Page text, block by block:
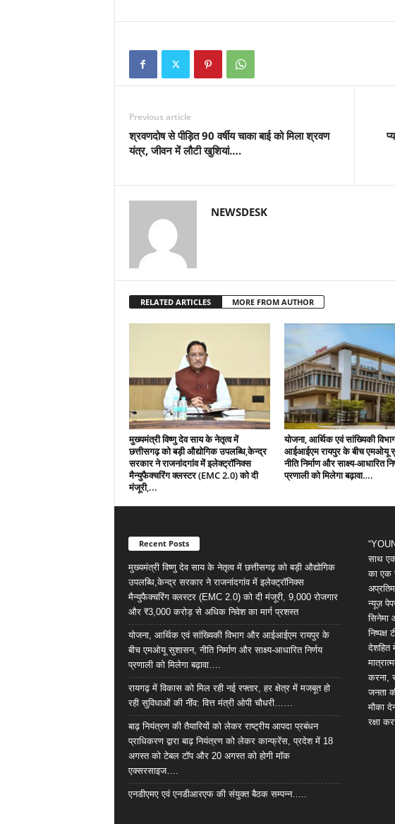
Previous article
श्रवणदोष से पीड़ित 90 वर्षीय चाका बाई को मिला श्रवण
यंत्र, जीवन में लौटी खुशियां….
NEWSDESK
RELATED ARTICLES MORE FROM AUTHOR
मुख्यमंत्री विष्णु देव साय के नेतृत्व में
छत्तीसगढ़ को बड़ी औद्योगिक उपलब्धि,केन्द्र
सरकार ने राजनांदगांव में इलेक्ट्रॉनिक्स
मैन्युफैक्चरिंग क्लस्टर (EMC 2.0) को दी
मंजूरी,...
योजना, आर्थिक एवं सांख्यिकी
आईआईएम रायपुर के बीच एमओयू
नीति निर्माण और साक्ष्य-आधारित
प्रणाली को मिलेगा बढ़ावा….
Recent Posts
मुख्यमंत्री विष्णु देव साय के नेतृत्व में छत्तीसगढ़ को बड़ी औद्योगिक
उपलब्धि,केन्द्र सरकार ने राजनांदगांव में इलेक्ट्रॉनिक्स
मैन्युफैक्चरिंग क्लस्टर (EMC 2.0) को दी मंजूरी, 9,000 रोजगार
और ₹3,000 करोड़ से अधिक निवेश का मार्ग प्रशस्त
योजना, आर्थिक एवं सांख्यिकी विभाग और आईआईएम रायपुर के
बीच एमओयू सुशासन, नीति निर्माण और साक्ष्य-आधारित निर्णय
प्रणाली को मिलेगा बढ़ावा….
रायगढ़ में विकास को मिल रही नई रफ्तार, हर क्षेत्र में मजबूत हो
रही सुविधाओं की नींव: वित्त मंत्री ओपी चौधरी……
बाढ़ नियंत्रण की तैयारियों को लेकर राष्ट्रीय आपदा प्रबंधन
प्राधिकरण द्वारा बाढ़ नियंत्रण को लेकर कान्फ्रेंस, प्रदेश में 18
अगस्त को टेबल टॉप और 20 अगस्त को होगी मॉक
एक्सरसाइज….
एनडीएमए एवं एनडीआरएफ की संयुक्त बैठक सम्पन्न…..
साथ एक
का एक
न्यूज़
सिनेमा
देशहित
करना,
जनता
मौका
रक्षा